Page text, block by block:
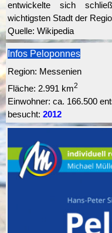
entwickelte sich
wichtigsten Stadt der
Quelle: Wikipedia
Infos Peloponnes
Region: Messenien
Fläche: 2.991 km2
Einwohner: ca. 166.500
besucht: 2012